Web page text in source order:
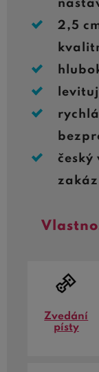
2,5
český
Zvedání
písty